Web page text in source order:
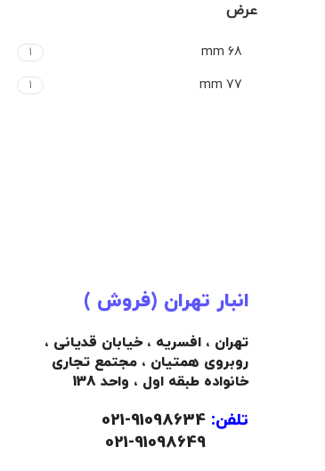
عرض
68 mm
1
77 mm
1
انبار تهران (فروش )
تهران ، افسریه ، خیابان قدیانی ،
روبروی همتیان ، مجتمع تجاری
خانواده طبقه اول ، واحد 138
تلفن: